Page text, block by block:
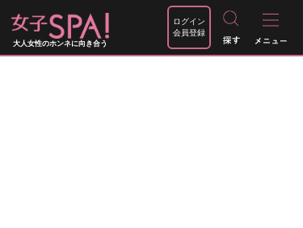
大人女性のホンネに向き合う
ログイン
会員登録